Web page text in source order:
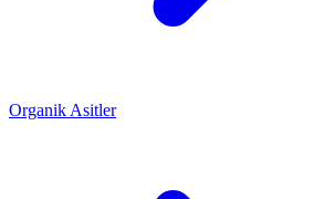
Organik Asitler